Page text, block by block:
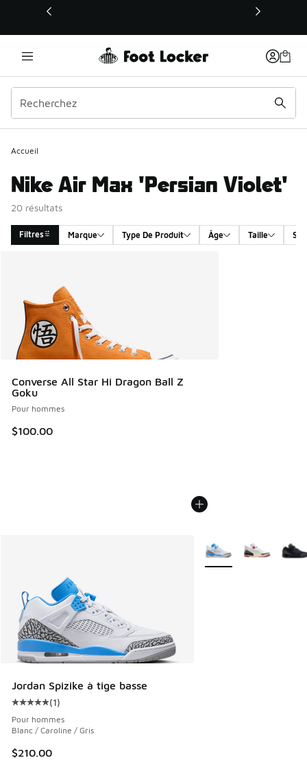
Ce lien s’ouvrira dans une nouvelle fenêtre
Accueil
Nike Air Max 'Persian Violet'
20 résultats
Filtres Marque Type De Produit Âge Taille
Converse All Star Hi Dragon Ball Z
Goku
Pour hommes
$100.00
Jordan Spizike à tige basse
Cote moyenne du client - [5 sur 5 étoiles], 1 commentaires
(1)
Pour hommes
Blanc / Caroline / Gris
$210.00
Plus de couleurs